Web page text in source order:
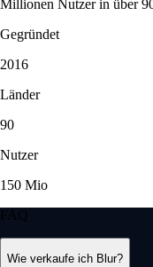
Millionen Nutzer in über
Gegründet
2016
Länder
90
Nutzer
150 Mio
FAQ
Wie verkaufe ich Blur?